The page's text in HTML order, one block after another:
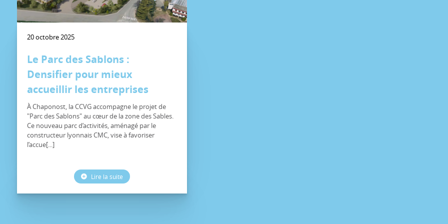
20 octobre 2025
Le Parc des Sablons :
Densifier pour mieux
accueillir les entreprises
À Chaponost, la CCVG accompagne le projet de
"Parc des Sablons" au cœur de la zone des Sables.
Ce nouveau parc d’activités, aménagé par le
constructeur lyonnais CMC, vise à favoriser
l’accue[...]
Lire la suite